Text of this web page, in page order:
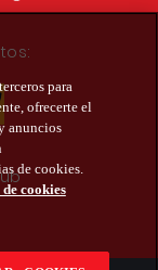
para
ofrecerte el
anuncios
de cookies.
cookies